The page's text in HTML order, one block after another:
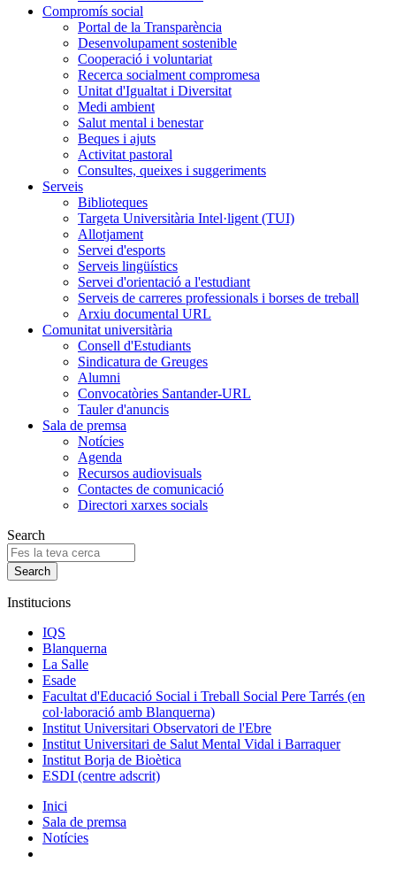
Compromís social
Portal de la Transparència
Desenvolupament sostenible
Cooperació i voluntariat
Recerca socialment compromesa
Unitat d'Igualtat i Diversitat
Medi ambient
Salut mental i benestar
Beques i ajuts
Activitat pastoral
Consultes, queixes i suggeriments
Serveis
Biblioteques
Targeta Universitària Intel·ligent (TUI)
Allotjament
Servei d'esports
Serveis lingüístics
Servei d'orientació a l'estudiant
Serveis de carreres professionals i borses de treball
Arxiu documental URL
Comunitat universitària
Consell d'Estudiants
Sindicatura de Greuges
Alumni
Convocatòries Santander-URL
Tauler d'anuncis
Sala de premsa
Notícies
Agenda
Recursos audiovisuals
Contactes de comunicació
Directori xarxes socials
Search
Institucions
IQS
Blanquerna
La Salle
Esade
Facultat d'Educació Social i Treball Social Pere Tarrés (en
col·laboració amb Blanquerna)
Institut Universitari Observatori de l'Ebre
Institut Universitari de Salut Mental Vidal i Barraquer
Institut Borja de Bioètica
ESDI (centre adscrit)
Inici
Sala de premsa
Notícies